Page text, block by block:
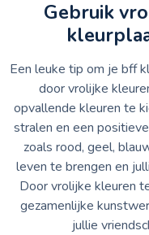
Gebruik
Een leuke tip om je bff
door vrolijke
opvallende kleuren te
stralen en een
zoals rood, geel,
leven te brengen en
Door vrolijke kleuren
gezamenlijke
jullie